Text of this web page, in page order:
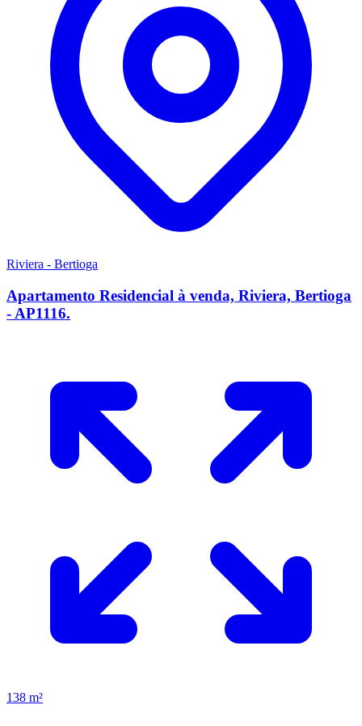
Riviera - Bertioga
Apartamento Residencial à venda, Riviera, Bertioga
- AP1116.
138 m²